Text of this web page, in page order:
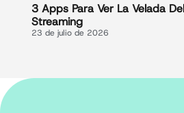
3 Apps Para Ver La Velada
Streaming
23 de julio de 2026